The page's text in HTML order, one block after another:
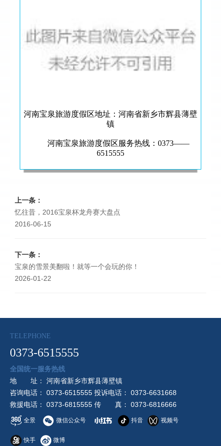
河南宝泉旅游度假区地址：河南省新乡市辉县薄壁
镇
河南宝泉旅游度假区服务热线：0373——
6515555
上一条：
忆往昔，2016宝泉杯龙舟赛大盘点
2016-06-15
下一条：
宝泉的雪景美翻啦！就等一个会玩的你！
2026-01-22
TELEPHONE
0373-6515555
全国统一服务热线
地 址： 河南省新乡市辉县薄壁镇
咨询电话： 0373-6515555 投诉电话： 0373-6631668
救援电话： 0373-6815555 传 真： 0373-6816666
全景 微信公众号 抖音 视频号
快手 微博